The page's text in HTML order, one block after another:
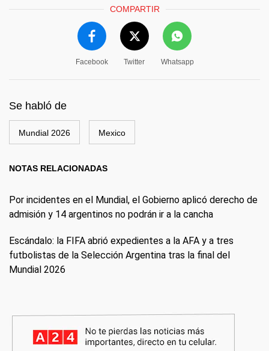
COMPARTIR
Facebook Twitter Whatsapp
Se habló de
Mundial 2026 Mexico
NOTAS RELACIONADAS
Por incidentes en el Mundial, el Gobierno aplicó derecho de
admisión y 14 argentinos no podrán ir a la cancha
Escándalo: la FIFA abrió expedientes a la AFA y a tres
futbolistas de la Selección Argentina tras la final del
Mundial 2026